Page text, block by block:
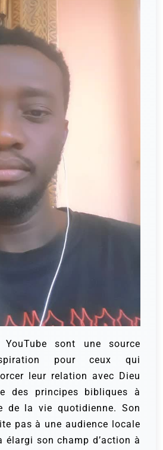
sont une source
pour ceux qui
leur relation avec Dieu
des principes bibliques à
de la vie quotidienne. Son
pas à une audience locale
élargi son champ d’action à